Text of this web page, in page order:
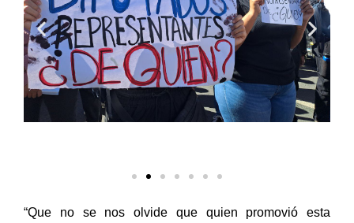
“Que no se nos olvide que quien promovió esta